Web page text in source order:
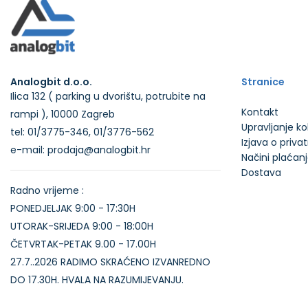
Analogbit d.o.o.
Ilica 132 ( parking u dvorištu, potrubite na
rampi ), 10000 Zagreb
tel: 01/3775-346, 01/3776-562
e-mail: prodaja@analogbit.hr
Radno vrijeme :
PONEDJELJAK 9:00 - 17:30H
UTORAK-SRIJEDA 9:00 - 18:00H
ČETVRTAK-PETAK 9.00 - 17.00H
27.7..2026 RADIMO SKRAĆENO IZVANREDNO
DO 17.30H. HVALA NA RAZUMIJEVANJU.
Stranice
Kontakt
Upravljanje
Izjava o
Načini
Dostava